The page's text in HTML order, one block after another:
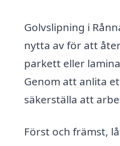
Golvslipning i
nytta av för att
parkett eller
Genom att anlita
säkerställa att
Först och främst,